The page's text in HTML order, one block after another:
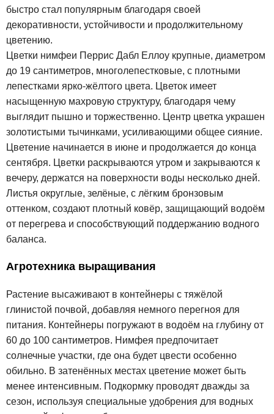
быстро стал популярным благодаря своей
декоративности, устойчивости и продолжительному
цветению.
Цветки нимфеи Перрис Дабл Еллоу крупные, диаметром
до 19 сантиметров, многолепестковые, с плотными
лепестками ярко-жёлтого цвета. Цветок имеет
насыщенную махровую структуру, благодаря чему
выглядит пышно и торжественно. Центр цветка украшен
золотистыми тычинками, усиливающими общее сияние.
Цветение начинается в июне и продолжается до конца
сентября. Цветки раскрываются утром и закрываются к
вечеру, держатся на поверхности воды несколько дней.
Листья округлые, зелёные, с лёгким бронзовым
оттенком, создают плотный ковёр, защищающий водоём
от перегрева и способствующий поддержанию водного
баланса.
Агротехника выращивания
Растение высаживают в контейнеры с тяжёлой
глинистой почвой, добавляя немного перегноя для
питания. Контейнеры погружают в водоём на глубину от
60 до 100 сантиметров. Нимфея предпочитает
солнечные участки, где она будет цвести особенно
обильно. В затенённых местах цветение может быть
менее интенсивным. Подкормку проводят дважды за
сезон, используя специальные удобрения для водных